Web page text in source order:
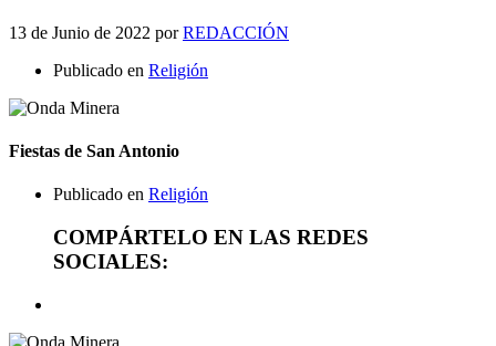
13 de Junio de 2022 porREDACCIÓN
Publicado en Religión
Fiestas de San Antonio
Publicado en Religión
COMPÁRTELO EN LAS REDES
SOCIALES: